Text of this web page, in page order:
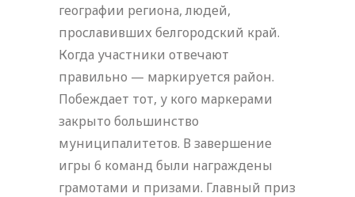
географии региона, людей,
прославивших белгородский край.
Когда участники отвечают
правильно — маркируется район.
Побеждает тот, у кого маркерами
закрыто большинство
муниципалитетов. В завершение
игры 6 команд были награждены
грамотами и призами. Главный приз